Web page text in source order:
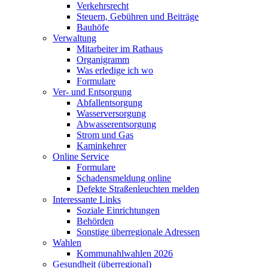
Verkehrsrecht
Steuern, Gebühren und Beiträge
Bauhöfe
Verwaltung
Mitarbeiter im Rathaus
Organigramm
Was erledige ich wo
Formulare
Ver- und Entsorgung
Abfallentsorgung
Wasserversorgung
Abwasserentsorgung
Strom und Gas
Kaminkehrer
Online Service
Formulare
Schadensmeldung online
Defekte Straßenleuchten melden
Interessante Links
Soziale Einrichtungen
Behörden
Sonstige überregionale Adressen
Wahlen
Kommunahlwahlen 2026
Gesundheit (überregional)